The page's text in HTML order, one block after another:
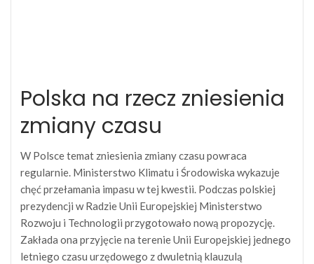
Polska na rzecz zniesienia
zmiany czasu
W Polsce temat zniesienia zmiany czasu powraca
regularnie. Ministerstwo Klimatu i Środowiska wykazuje
chęć przełamania impasu w tej kwestii. Podczas polskiej
prezydencji w Radzie Unii Europejskiej Ministerstwo
Rozwoju i Technologii przygotowało nową propozycję.
Zakłada ona przyjęcie na terenie Unii Europejskiej jednego
letniego czasu urzędowego z dwuletnią klauzulą